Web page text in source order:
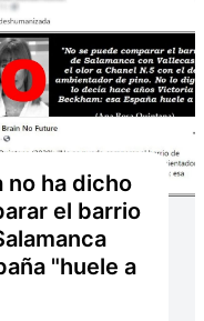
no ha dicho
el barrio
"huele a